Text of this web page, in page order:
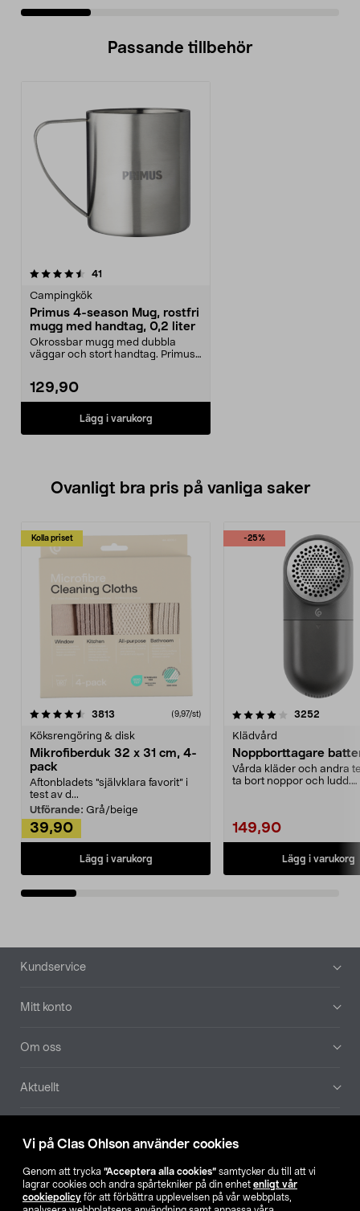
Vi på Clas Ohlson använder cookies
Genom att trycka ”Acceptera alla cookies” samtycker du till att vi
lagrar cookies och andra spårtekniker på din enhet enligt vår
cookiepolicy för att förbättra upplevelsen på vår webbplats,
Passande tillbehör
41
Campingkök
Primus 4-season Mug, rostfri
mugg med handtag, 0,2 liter
Okrossbar mugg med dubbla
väggar och stort handtag. Primus
129,90
Lägg i varukorg
Ovanligt bra pris på vanliga saker
Kolla priset
3813 (9,97/st)
Köksrengöring & disk
Mikrofiberduk 32 x 31 cm, 4-
pack
Aftonbladets "självklara favorit” i
test av d...
Utförande: Grå/beige
39,90
Lägg i varukorg
-25%
4.0av 5 stjärnor 3252
Klädvård
Noppborttagare
Vårda kläder och andra
ta bort noppor och ludd.
149,90
Lägg i varukorg
4.5av 5 stjärnor
Sidfot
Kundservice
Mitt konto
Om oss
Aktuellt
Hitta butik
SE NO FI